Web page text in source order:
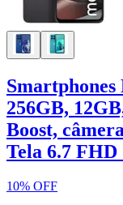
256GB,
Boost,
Tela 6.7 FHD
10% OFF